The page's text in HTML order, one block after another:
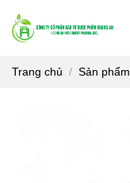
qua
dungTrang chủ / Sản phẩm